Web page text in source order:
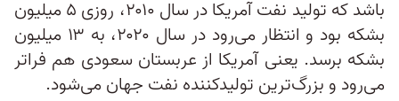
باشد که تولید نفت آمریکا در سال ۲۰۱۰، روزی ۵ میلیون
بشکه بود و انتظار می‌رود در سال ۲۰۲۰، به ۱۳ میلیون
بشکه برسد. یعنی آمریکا از عربستان سعودی هم فراتر
می‌رود و بزرگ‌ترین تولیدکننده نفت جهان می‌شود.